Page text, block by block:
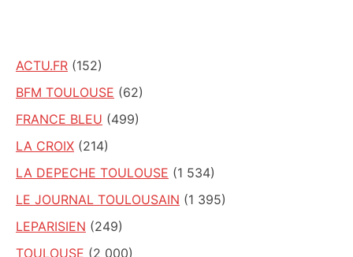
ACTU.FR (152)
BFM TOULOUSE (62)
FRANCE BLEU (499)
LA CROIX (214)
LA DEPECHE TOULOUSE (1 534)
LE JOURNAL TOULOUSAIN (1 395)
LEPARISIEN (249)
TOULOUSE (2 000)